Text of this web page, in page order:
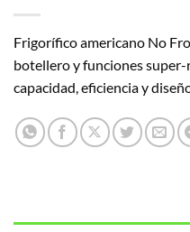
Frigorífico americano No
botellero y funciones
capacidad, eficiencia y